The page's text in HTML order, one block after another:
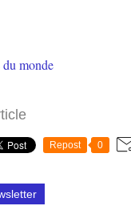
du monde
Repost 0